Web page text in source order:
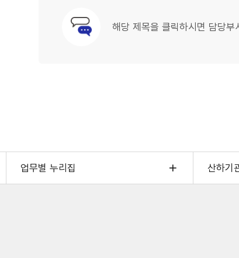
문의안내
해당 제목을 클릭하시면 담당
업무별 누리집 산하기